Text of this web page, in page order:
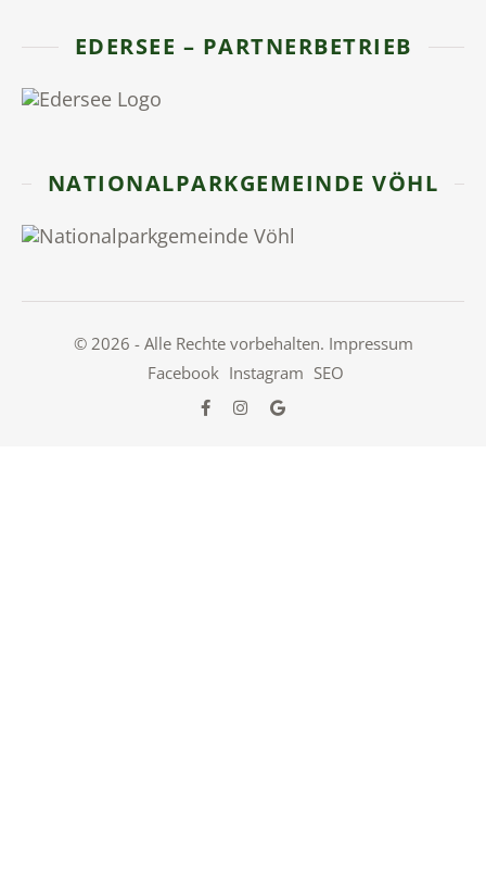
EDERSEE – PARTNERBETRIEB
NATIONALPARKGEMEINDE VÖHL
© 2026 - Alle Rechte vorbehalten. Impressum
Facebook Instagram SEO